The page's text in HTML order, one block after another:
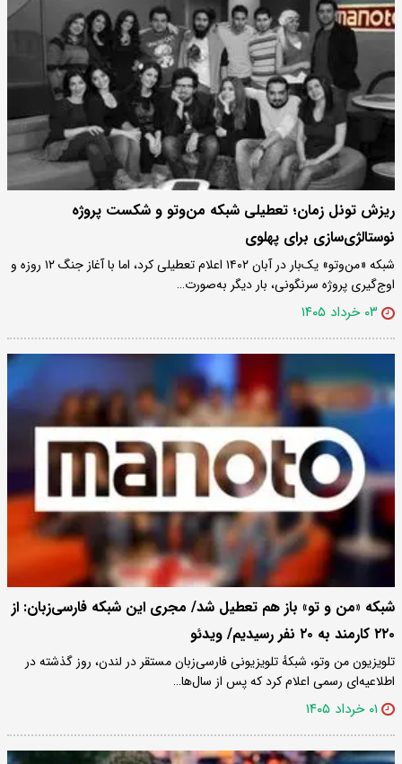
ریزش تونل زمان؛ تعطیلی شبکه من‌وتو و شکست پروژه
نوستالژی‌سازی برای پهلوی
شبکه «من‌وتو» یک‌بار در آبان ۱۴۰۲ اعلام تعطیلی کرد، اما با آغاز جنگ ۱۲ روزه و
اوج‌گیری پروژه سرنگونی، بار دیگر به‌صورت…
۰۳ خرداد ۱۴۰۵
شبکه «من و تو» باز هم تعطیل شد/ مجری این شبکه فارسی‌زبان: از
۲۲۰ کارمند به ۲۰ نفر رسیدیم/ ویدئو
تلویزیون من وتو، شبکهٔ تلویزیونی فارسی‌زبان مستقر در لندن، روز گذشته در
اطلاعیه‌ای رسمی اعلام کرد که پس از سال‌ها…
۰۱ خرداد ۱۴۰۵